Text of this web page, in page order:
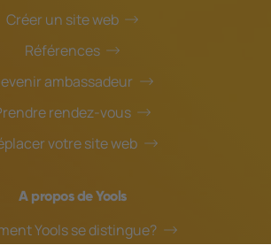
Créer un site web
Références
ambassadeur
rendez-vous
votre site web
A propos de Yools
Yools se distingue?